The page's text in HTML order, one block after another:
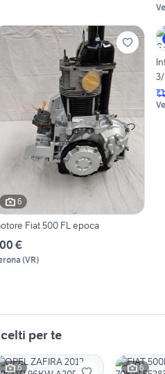
6
Fiat 500 FL epoca
€
(VR)
per te
6 6